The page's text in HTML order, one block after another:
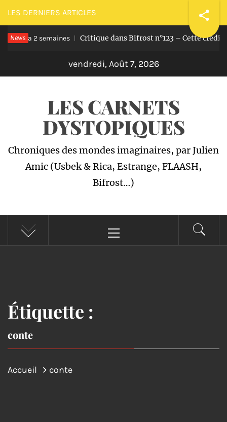
Passer
au
contenu
LES DERNIERS ARTICLES
News
Il y a 2 semaines Critique dans Bifrost n°123 – Cette crédille
vendredi, Août 7, 2026
LES CARNETS
DYSTOPIQUES
Chroniques des mondes imaginaires, par Julien
Amic (Usbek & Rica, Estrange, FLAASH,
Bifrost…)
principal
Étiquette :
conte
Accueil conte